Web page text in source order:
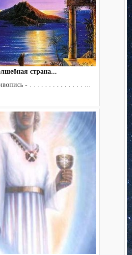
страна...
- . . . . . . . . . . . . . . ...